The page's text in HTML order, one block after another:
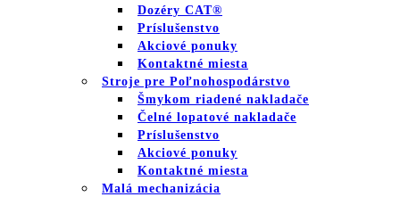
Dozéry CAT®
Príslušenstvo
Akciové ponuky
Kontaktné miesta
Stroje pre Poľnohospodárstvo
Šmykom riadené nakladače
Čelné lopatové nakladače
Príslušenstvo
Akciové ponuky
Kontaktné miesta
Malá mechanizácia